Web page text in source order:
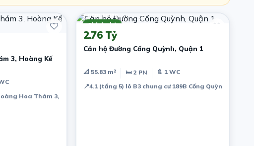
3, Hoàng Kế
Hoa Thám 3, Hoàng Kế Viêm, Phường 12, Tân Bình, Hồ Chí Minh, Việt Nam
Chính chủ
7 năm trước
2.76 Tỷ
Căn hộ Đường Cống Quỳnh, Quận 1
📐 55.83 m² 🛏 2 PN
🚿 1 WC
📍4.1 (tầng 5) lô B3 chung cư 189B Cống Quỳnh,